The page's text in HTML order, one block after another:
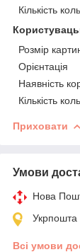
Кількість
Розмір
Орієнтація
Наявність
Кількість
Приховати
Умови
Нова
Укрпошта
Всі умови